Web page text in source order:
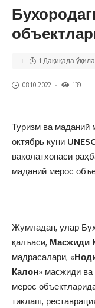
08.10.2022 139
1 Дақиқада
Туризм ва маданий
октябрь куни
ваколатхонаси
маданий мерос
Жумладан, улар
қалъаси, Масжиди
мадрасалари, «
Калон» масжиди ва
мерос
тиклаш,